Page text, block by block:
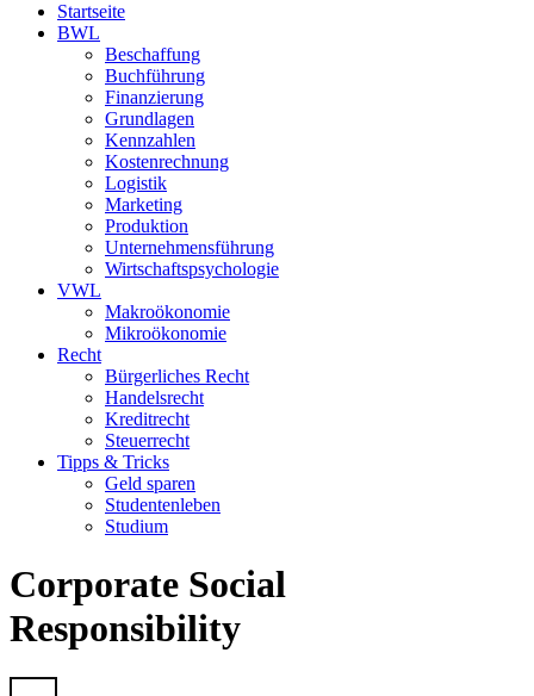
Startseite
BWL
Beschaffung
Buchführung
Finanzierung
Grundlagen
Kennzahlen
Kostenrechnung
Logistik
Marketing
Produktion
Unternehmensführung
Wirtschaftspsychologie
VWL
Makroökonomie
Mikroökonomie
Recht
Bürgerliches Recht
Handelsrecht
Kreditrecht
Steuerrecht
Tipps & Tricks
Geld sparen
Studentenleben
Studium
Corporate Social
Responsibility